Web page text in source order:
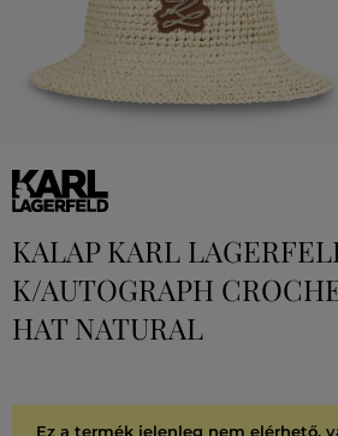
KALAP KARL
K/AUTOGRAPH
HAT NATURAL
Ez a termék jelenleg nem elérhető,